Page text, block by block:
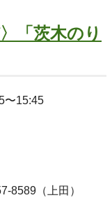
「茨木のり
〜15:45
8589（上田）